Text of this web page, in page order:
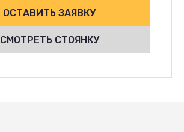
ОСТАВИТЬ ЗАЯВКУ
СМОТРЕТЬ СТОЯНКУ